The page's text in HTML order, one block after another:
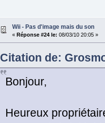
Wii - Pas d'image mais du son
« Réponse #24 le: 08/03/10 20:05 »
Citation de:
Bonjour,
Heureux